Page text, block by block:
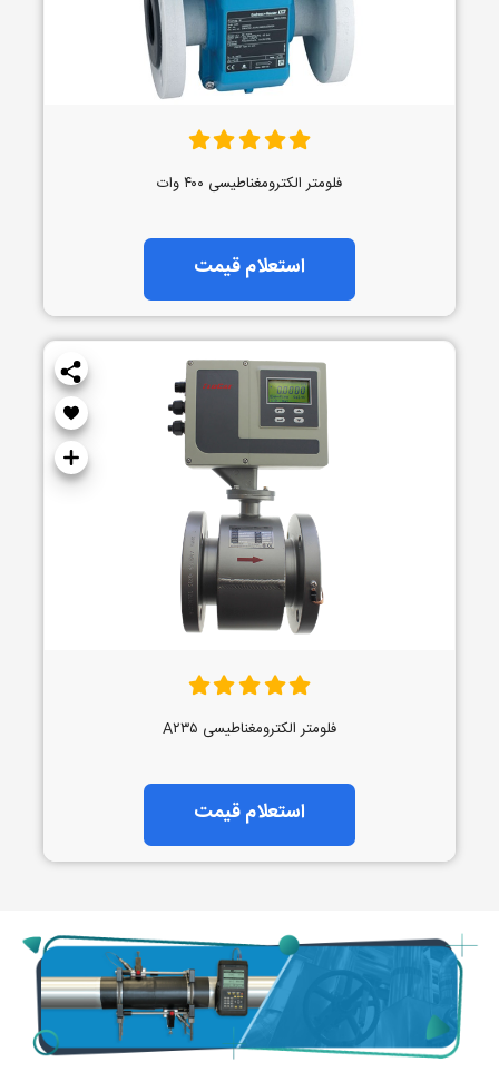
فلومتر الکترومغناطیسی ۴۰۰ وات
استعلام قیمت
فلومتر الکترومغناطیسی A۲۳۵
استعلام قیمت